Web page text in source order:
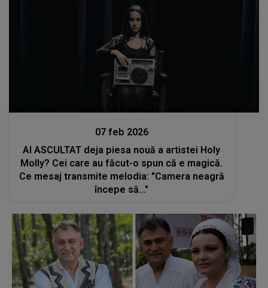
Lansări muzicale
07 feb 2026
AI ASCULTAT deja piesa nouă a artistei Holy
Molly? Cei care au făcut-o spun că e magică.
Ce mesaj transmite melodia: "Camera neagră
începe să..."